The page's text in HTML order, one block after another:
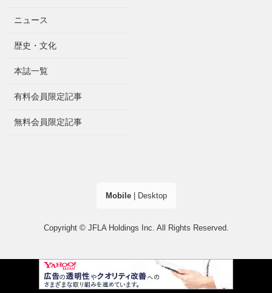
ニュース
歴史・文化
本誌一覧
有料会員限定記事
無料会員限定記事
Mobile| Desktop
Copyright © JFLA Holdings Inc. All Rights Reserved.